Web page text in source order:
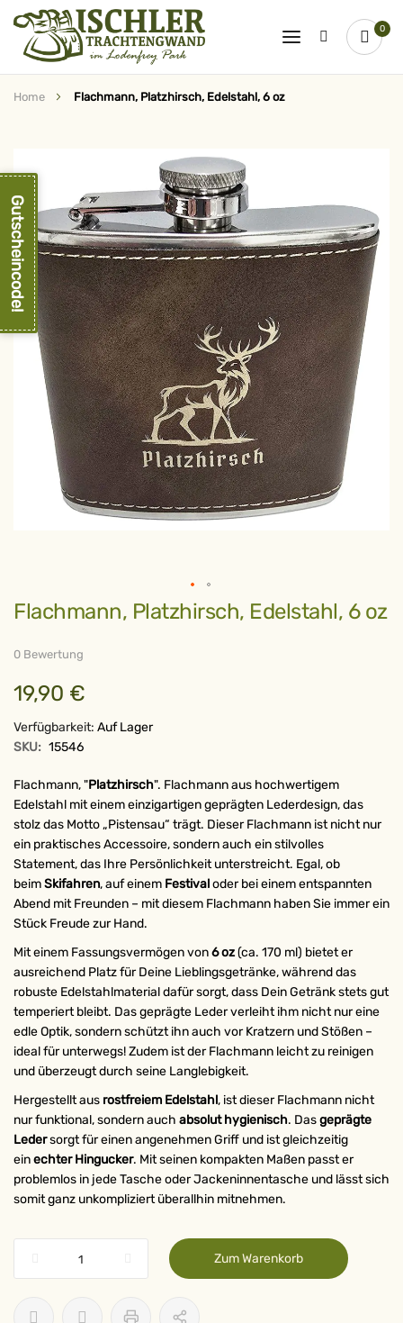
0
Home Flachmann, Platzhirsch, Edelstahl, 6 oz
springen
Zum
Anfang
springen
Flachmann, Platzhirsch, Edelstahl, 6 oz
0 Bewertung
19,90 €
Verfügbarkeit: Auf Lager
SKU: 15546
Flachmann, "Platzhirsch". Flachmann aus hochwertigem
Edelstahl mit einem einzigartigen geprägten Lederdesign, das
stolz das Motto „Pistensau“ trägt. Dieser Flachmann ist nicht nur
ein praktisches Accessoire, sondern auch ein stilvolles
Statement, das Ihre Persönlichkeit unterstreicht. Egal, ob
beimSkifahren, auf einem Festivaloder bei einem entspannten
Abend mit Freunden – mit diesem Flachmann haben Sie immer ein
Stück Freude zur Hand.
Mit einem Fassungsvermögen von6 oz(ca. 170 ml) bietet er
ausreichend Platz für Deine Lieblingsgetränke, während das
robuste Edelstahlmaterial dafür sorgt, dass Dein Getränk stets gut
temperiert bleibt. Das geprägte Leder verleiht ihm nicht nur eine
edle Optik, sondern schützt ihn auch vor Kratzern und Stößen –
ideal für unterwegs! Zudem ist der Flachmann leicht zu reinigen
und überzeugt durch seine Langlebigkeit.
Hergestellt aus rostfreiem Edelstahl, ist dieser Flachmann nicht
nur funktional, sondern auch absolut hygienisch. Dasgeprägte
Ledersorgt für einen angenehmen Griff und ist gleichzeitig
einechter Hingucker. Mit seinen kompakten Maßen passt er
problemlos in jede Tasche oder Jackeninnentasche und lässt sich
somit ganz unkompliziert überallhin mitnehmen.
Zum Warenkorb
Gutscheincode!